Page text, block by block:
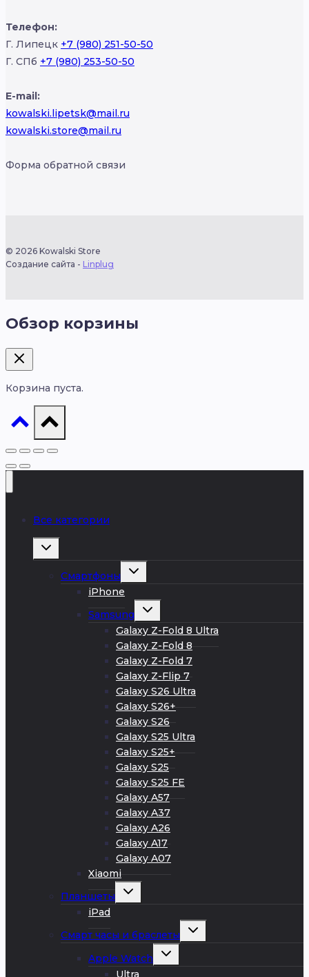
Телефон:
Г. Липецк +7 (980) 251-50-50
Г. СПб +7 (980) 253-50-50
E-mail:
kowalski.lipetsk@mail.ru
kowalski.store@mail.ru
Форма обратной связи
© 2026 Kowalski Store
Создание сайта - Linplug
Обзор корзины
Корзина пуста.
Все категории
Развернуть
дочернее
Смартфоны
Развернуть
дочернее
iPhone
Samsung
Развернуть
дочернее
меню
Galaxy Z-Fold 8 Ultra
Galaxy Z-Fold 8
Galaxy Z-Fold 7
Galaxy Z-Flip 7
Galaxy S26 Ultra
Galaxy S26+
Galaxy S26
Galaxy S25 Ultra
Galaxy S25+
Galaxy S25
Galaxy S25 FE
Galaxy A57
Galaxy A37
Galaxy A26
Galaxy A17
Galaxy A07
Xiaomi
Планшеты
Развернуть
дочернее
iPad
Смарт часы и браслеты
Развернуть
дочернее
Apple Watch
Развернуть
дочернее
Ultra